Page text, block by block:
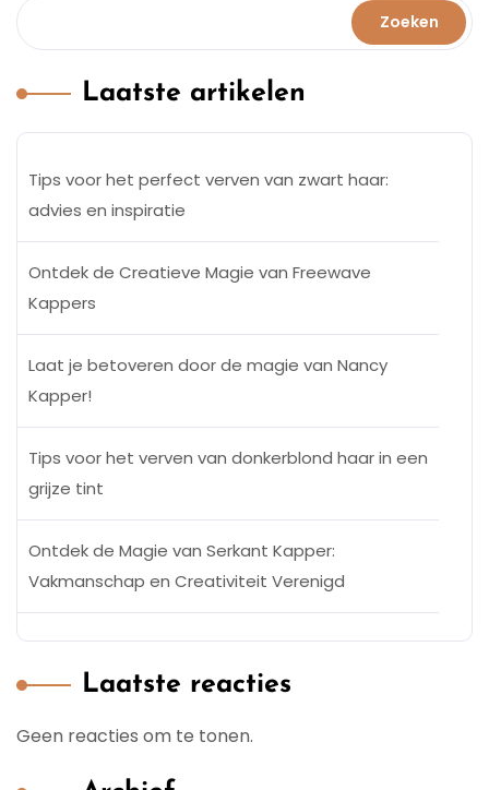
Zoeken
Laatste artikelen
Tips voor het perfect verven van zwart haar:
advies en inspiratie
Ontdek de Creatieve Magie van Freewave
Kappers
Laat je betoveren door de magie van Nancy
Kapper!
Tips voor het verven van donkerblond haar in een
grijze tint
Ontdek de Magie van Serkant Kapper:
Vakmanschap en Creativiteit Verenigd
Laatste reacties
Geen reacties om te tonen.